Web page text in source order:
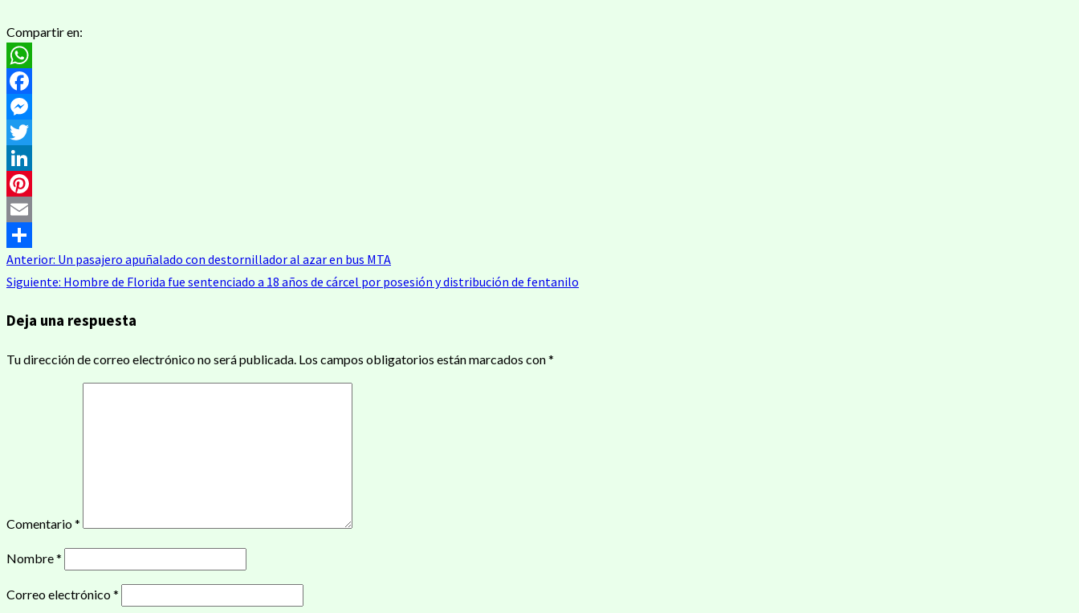
Compartir en:
WhatsApp
Facebook
Messenger
Twitter
LinkedIn
Pinterest
Email
Compartir
Navegación
de
entradas
Anterior: Un pasajero apuñalado con destornillador al azar en bus MTA
Siguiente: Hombre de Florida fue sentenciado a 18 años de cárcel por posesión y distribución de fentanilo
Deja una respuesta
Tu dirección de correo electrónico no será publicada. Los campos obligatorios están marcados con*
Comentario*
Nombre*
Correo electrónico*